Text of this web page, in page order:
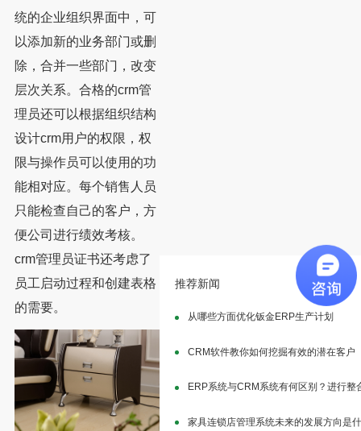
统的企业组织界面中，可
以添加新的业务部门或删
除，合并一些部门，改变
层次关系。合格的crm管
理员还可以根据组织结构
设计crm用户的权限，权
限与操作员可以使用的功
能相对应。每个销售人员
只能检查自己的客户，方
便公司进行绩效考核。
crm管理员证书还考虑了
员工启动过程和创建表格
的需要。
推荐新闻
从哪些方面优化钣金ERP生产计划
CRM软件教你如何挖掘有效的潜在客户
ERP系统与CRM系统有何区别？进行整
家具连锁店管理系统未来的发展方向是